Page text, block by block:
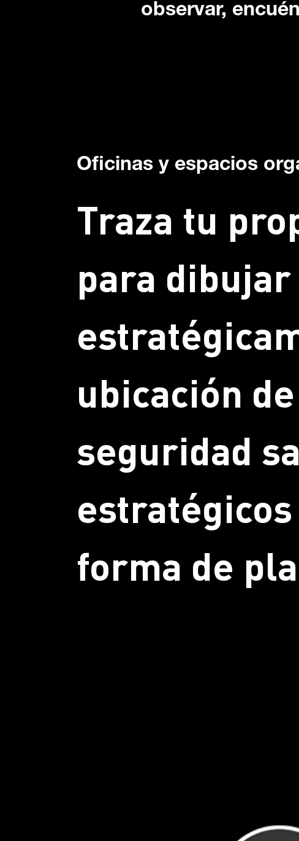
observar,
Oficinas y espacios
Traza tu
para
ubicación
seguridad
forma de